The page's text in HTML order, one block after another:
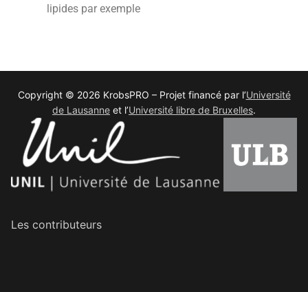
lipides par exemple
Copyright © 2026 KrobsPRO – Projet financé par l’Université
de Lausanne et l’Université libre de Bruxelles.
Les contributeurs